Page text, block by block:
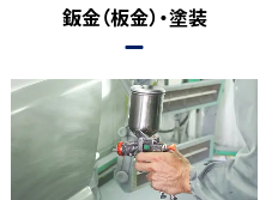
鈑金（板金）・塗装